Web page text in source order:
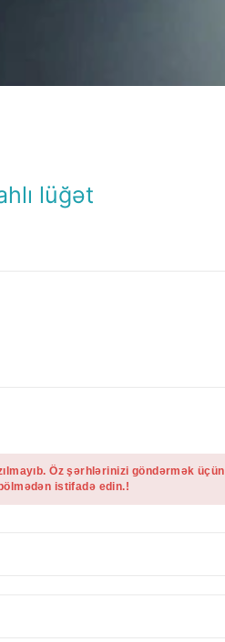
lüğət
Öz şərhlərinizi göndərmək üçün
istifadə edin.!